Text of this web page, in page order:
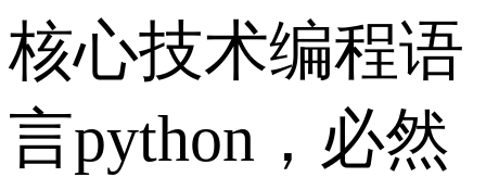
核心技术编程语
言python，必然